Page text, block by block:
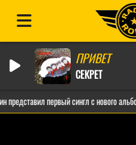
ПРИВЕТ
СЕКРЕТ
первый сингл с нового альбома